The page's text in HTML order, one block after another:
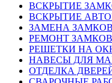
ВСКРЫТИЕ
ВСКРЫТИЕ
ЗАМЕНА ЗАМКОВ
РЕМОНТ
РЕШЕТКИ НА
НАВЕСЫ ДЛЯ
ОТДЕЛКА